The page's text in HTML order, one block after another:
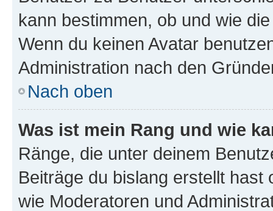
kann bestimmen, ob und wie
Wenn du keinen Avatar
Administration nach den
Nach oben
Was ist mein Rang und wie
Ränge, die unter deinem
Beiträge du bislang erstellt
wie Moderatoren und